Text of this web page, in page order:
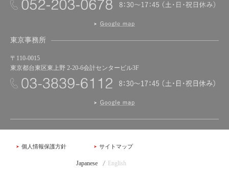
東京事務所
〒110-0015
東京都台東区東上野 2-20-6会計センタービル3F
個人情報保護方針 サイトマップ
Japanese English